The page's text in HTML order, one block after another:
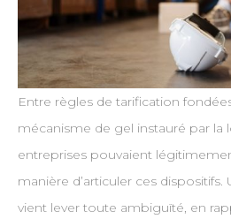
Entre règles de tarification
mécanisme de gel instauré par la
entreprises pouvaient
manière d’articuler ces
vient lever toute ambiguïté, en